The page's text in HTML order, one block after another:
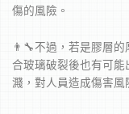
傷的風險。
👨‍🔧不過，若是膠層
合玻璃破裂後也有可
濺，對人員造成傷害